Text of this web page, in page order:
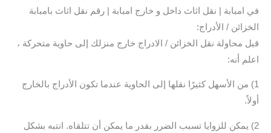
في امبابة | نقل اثاث داخل و خارج امبابة | رقم نقل اثاث بامبابة
الخزائن / الأدراج:
قبل محاولة نقل الخزائن / الادراج خارج منزلك إلى حاوية متحركة ،
اعلم أنه:
1) من الأسهل كثيرًا نقلها إلى الحاوية عندما تكون الأدراج بالخارج
أولاً.
2) يمكن للزوايا تسبب الضرر بقدر ما يمكن أن تتلقاه. انتبه بشكل